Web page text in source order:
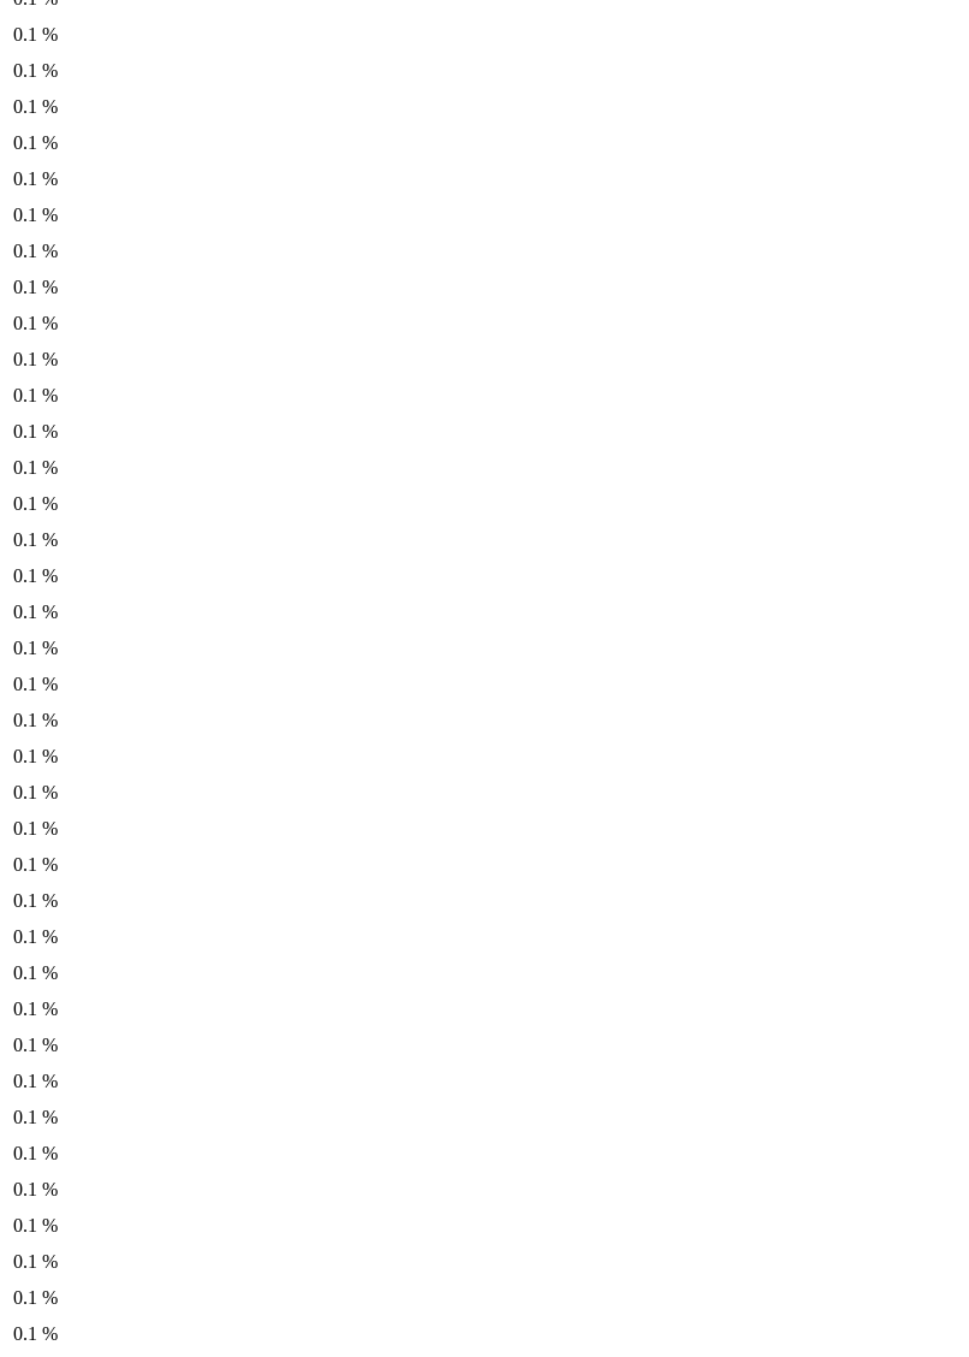
0.1 %
0.1 %
0.1 %
0.1 %
0.1 %
0.1 %
0.1 %
0.1 %
0.1 %
0.1 %
0.1 %
0.1 %
0.1 %
0.1 %
0.1 %
0.1 %
0.1 %
0.1 %
0.1 %
0.1 %
0.1 %
0.1 %
0.1 %
0.1 %
0.1 %
0.1 %
0.1 %
0.1 %
0.1 %
0.1 %
0.1 %
0.1 %
0.1 %
0.1 %
0.1 %
0.1 %
0.1 %